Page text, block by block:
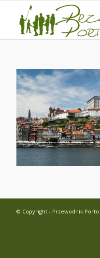
© Copyright - Przewodnik Porto